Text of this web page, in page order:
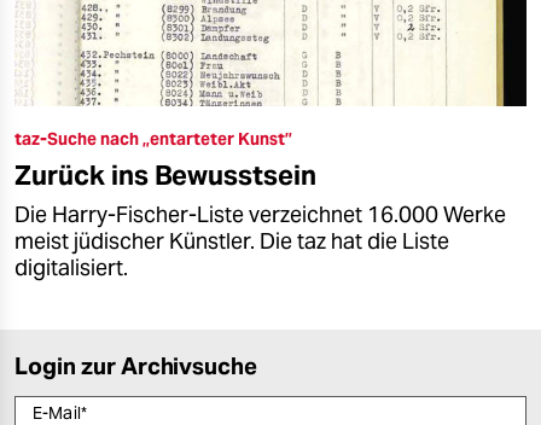
taz-Suche nach „entarteter Kunst”
Zurück ins Bewusstsein
Die Harry-Fischer-Liste verzeichnet 16.000 Werke
meist jüdischer Künstler. Die taz hat die Liste
digitalisiert.
Login zur Archivsuche
E-Mail*